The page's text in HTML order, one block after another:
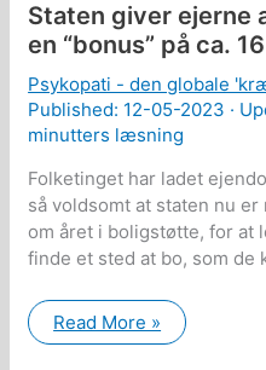
Staten giver ejerne
en “bonus” på ca.
Psykopati - den globale
Published: 12-05-2023 ·
minutters læsning
Folketinget har ladet
så voldsomt at staten nu er
om året i boligstøtte, for at
finde et sted at bo, som de
Staten
giver
Read More »